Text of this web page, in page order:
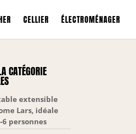
CELLIER ÉLECTROMÉNAGER
CATÉGORIE
extensible
Lars, idéale
6 personnes